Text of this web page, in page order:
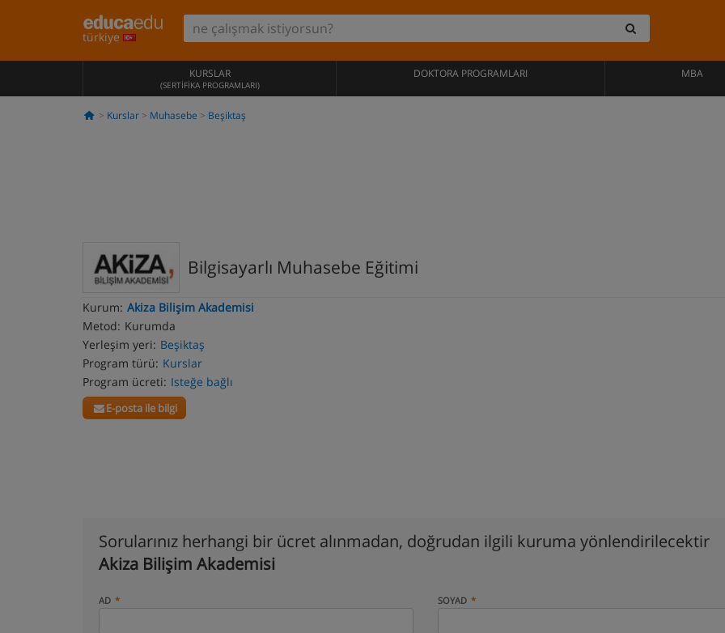
türkiye
KURSLAR
(SERTIFIKA PROGRAMLARI)
DOKTORA PROGRAMLARI MBA
Kurslar Muhasebe Beşiktaş
Bilgisayarlı Muhasebe Eğitimi
Kurum: Akiza Bilişim Akademisi
Metod: Kurumda
Yerleşim yeri: Beşiktaş
Program türü: Kurslar
Program ücreti: Isteğe bağlı
E-posta ile bilgi
Sorularınız herhangi bir ücret alınmadan, doğrudan ilgili kuruma yönlendirilecektir
Akiza Bilişim Akademisi
AD SOYAD